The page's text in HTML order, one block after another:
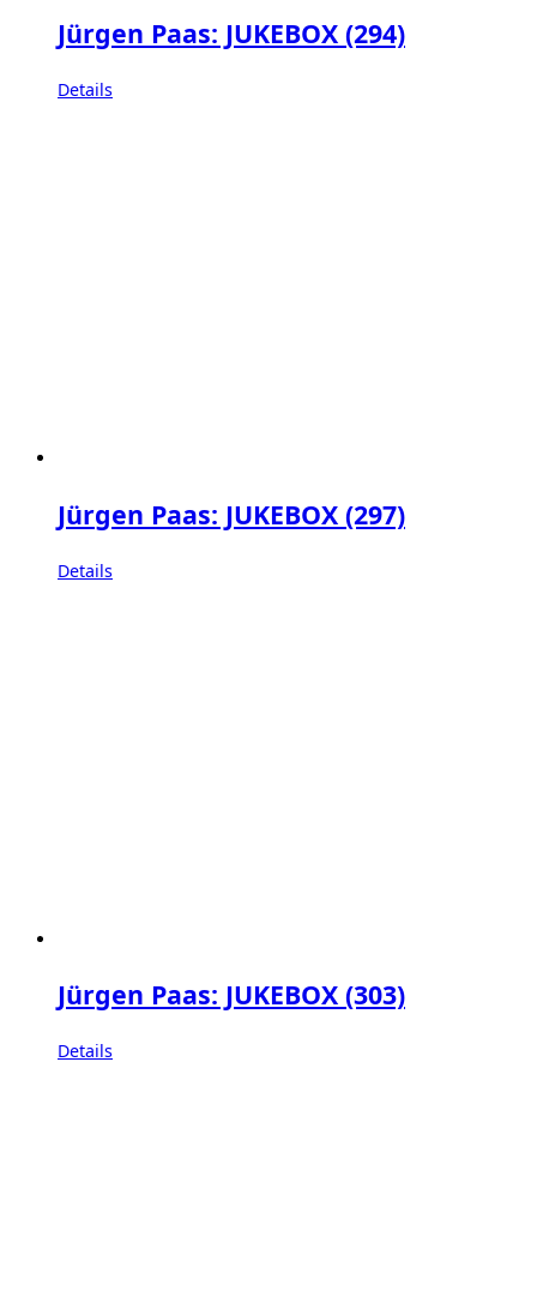
Jürgen Paas: JUKEBOX (294)
Details
Jürgen Paas: JUKEBOX (297)
Details
Jürgen Paas: JUKEBOX (303)
Details